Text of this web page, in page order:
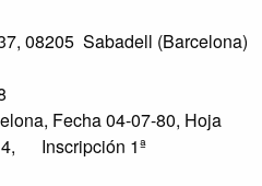
08205 Sabadell (Barcelona)
Fecha 04-07-80, Hoja
Inscripción 1ª